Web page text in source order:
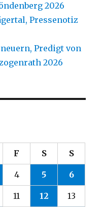
2026
Pressenotiz
Predigt von
2026
F S S
4 5 6
11 12 13